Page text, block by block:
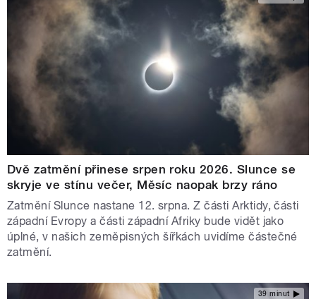
Dvě zatmění přinese srpen roku 2026. Slunce se
skryje ve stínu večer, Měsíc naopak brzy ráno
Zatmění Slunce nastane 12. srpna. Z části Arktidy, části
západní Evropy a části západní Afriky bude vidět jako
úplné, v našich zeměpisných šířkách uvidíme částečné
zatmění.
39 minut